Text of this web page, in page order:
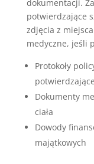
dokumentacji.
potwierdzające
zdjęcia z
medyczne, jeśli
Protokoły
Dokumenty
ciała
Dowody
majątkowych